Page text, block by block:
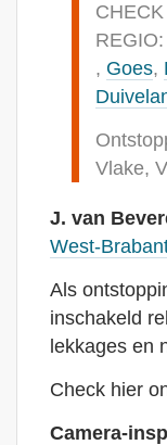
REGIO:
, Goes,
Vlake,
J. van
West-
Als
inschakeld
lekkages en
Check hier
Camera-